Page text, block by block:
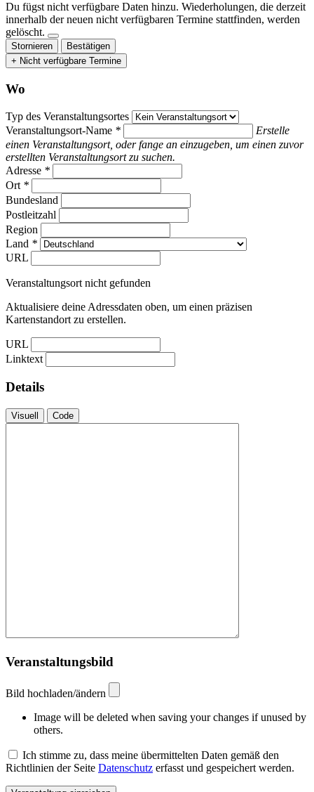
Du fügst nicht verfügbare Daten hinzu. Wiederholungen, die derzeit
innerhalb der neuen nicht verfügbaren Termine stattfinden, werden
gelöscht.
Stornieren
Bestätigen
+ Nicht verfügbare Termine
Wo
Typ des Veranstaltungsortes
Veranstaltungsort-Name *
Erstelle
einen Veranstaltungsort, oder fange an einzugeben, um einen zuvor
erstellten Veranstaltungsort zu suchen.
Adresse *
Ort *
Bundesland
Postleitzahl
Region
Land *
URL
Veranstaltungsort nicht gefunden
Aktualisiere deine Adressdaten oben, um einen präzisen
Kartenstandort zu erstellen.
URL
Linktext
Details
Visuell Code
Veranstaltungsbild
Bild hochladen/ändern
Image will be deleted when saving your changes if unused by
others.
Ich stimme zu, dass meine übermittelten Daten gemäß den
Richtlinien der Seite Datenschutz erfasst und gespeichert werden.